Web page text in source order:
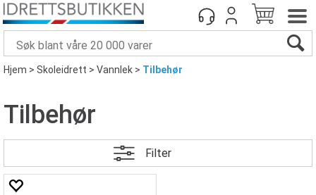
Hjem>Skoleidrett>Vannlek>Tilbehør
Tilbehør
Filter